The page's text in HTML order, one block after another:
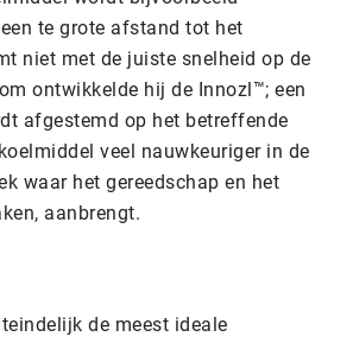
te grote afstand tot het
niet met de juiste snelheid op de
ontwikkelde hij de Innozl™; een
afgestemd op het betreffende
veel nauwkeuriger in de
waar het gereedschap en het
aanbrengt.
de meest ideale